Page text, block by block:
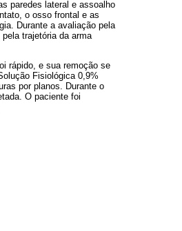
paredes lateral e assoalho
o osso frontal e as
Durante a avaliação pela
trajetória da arma
rápido, e sua remoção se
Fisiológica 0,9%
por planos. Durante o
O paciente foi